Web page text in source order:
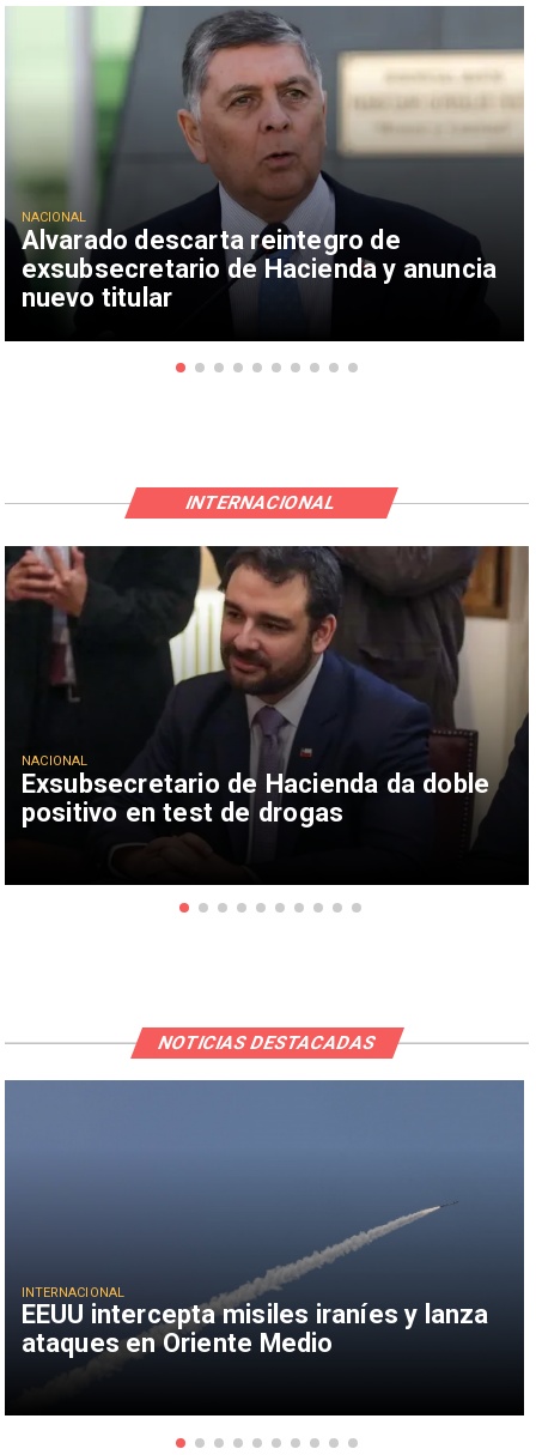
Alvarado descarta reintegro de
exsubsecretario de Hacienda y anuncia
nuevo titular
NACIONAL
Exsubsecretario de Hacienda da doble
positivo en test de drogas
NACIONAL
INTERNACIONAL
EEUU intercepta misiles iraníes y lanza
ataques en Oriente Medio
INTERNACIONAL
NOTICIAS DESTACADAS